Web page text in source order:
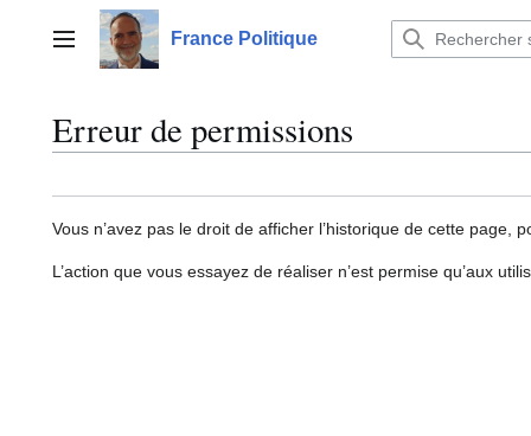
contenuMenu principalFrance Politique
Erreur de permissions
Vous n’avez pas le droit de afficher l’historique de cette page,
L’action que vous essayez de réaliser n’est permise qu’aux